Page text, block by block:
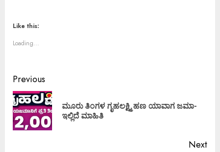
Like this:
Loading...
Previous
ಮೂರು ತಿಂಗಳ ಗೃಹಲಕ್ಷ್ಮಿ ಹಣ ಯಾವಾಗ ಜಮಾ-
ಇಲ್ಲಿದೆ ಮಾಹಿತಿ
Next